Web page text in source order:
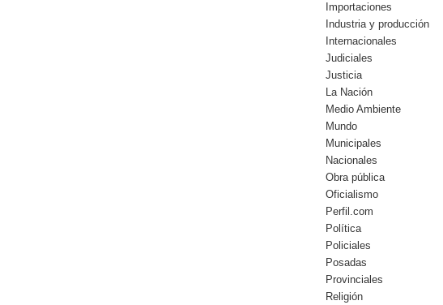
Importaciones
Industria y producción
Internacionales
Judiciales
Justicia
La Nación
Medio Ambiente
Mundo
Municipales
Nacionales
Obra pública
Oficialismo
Perfil.com
Política
Policiales
Posadas
Provinciales
Religión